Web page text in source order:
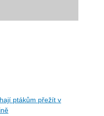
ptákům přežít v